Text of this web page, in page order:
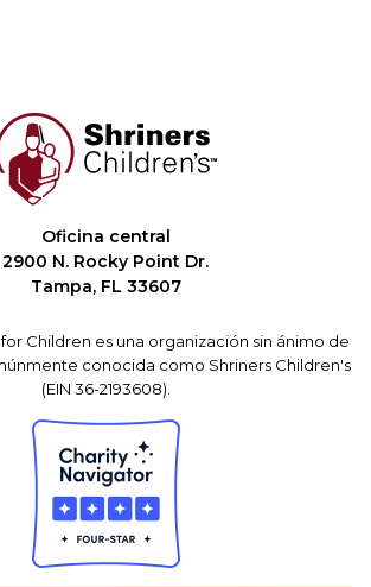
Oficina central
2900 N. Rocky Point Dr.
Tampa, FL 33607
Children es una organización sin ánimo de
conocida como Shriners Children's
(EIN 36-2193608).